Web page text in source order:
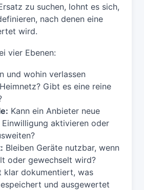
zu suchen, lohnt es sich,
nach denen eine
wird.
vier Ebenen:
und wohin verlassen
Gibt es eine reine
Kann ein Anbieter neue
Einwilligung aktivieren oder
Bleiben Geräte nutzbar, wenn
oder gewechselt wird?
klar dokumentiert, was
und ausgewertet